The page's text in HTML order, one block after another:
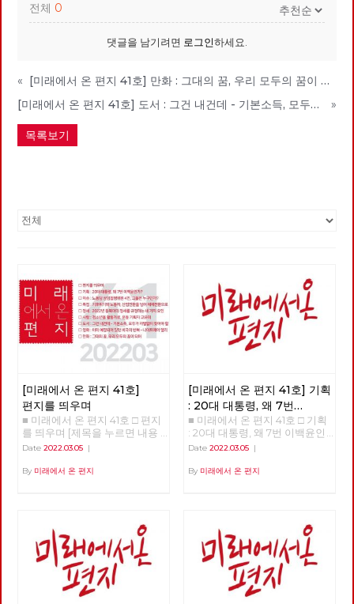
전체 0
댓글을 남기려면 로그인하세요.
«
[미래에서 온 편지 41호] 만화 : 그대의 꿈, 우리 모두의 꿈이 되어
[미래에서 온 편지 41호] 도서 : 그건 내건데 - 기본소득, 모두가 차별없이 찾아야 할 권리
»
목록보기
[미래에서 온 편지 41호]
편지를 띄우며
■ 미래에서 온 편지 41호 □ 편지
를 띄우며 [제목을 누르면 내용
을 볼 수 있습니다.] □ 편지를 띄
번 이백윤인가? □ 이슈 : 노동당
세를 규정하는 네 가지 요인 □
사람 : 청소년을 활동가로, 운동
기획자 고유미 □ 도서 : 그건 내
건데 - 기본소득, 모두가 차별없
이 찾아야 할 권리 □ 영화 : 이미
예정되어 있던 비극의 반복 - 나
Date 2022.03.05 |
By 미래에서 온 편지
[미래에서 온 편지 41호] 기획
: 20대 대통령, 왜 7번
이백윤인가? (1)
■ 미래에서 온 편지 41호 □ 기획
: 20대 대통령, 왜 7번 이백윤인
가? >>>>>> 업로드 준비중
Date 2022.03.05|
By 미래에서 온 편지